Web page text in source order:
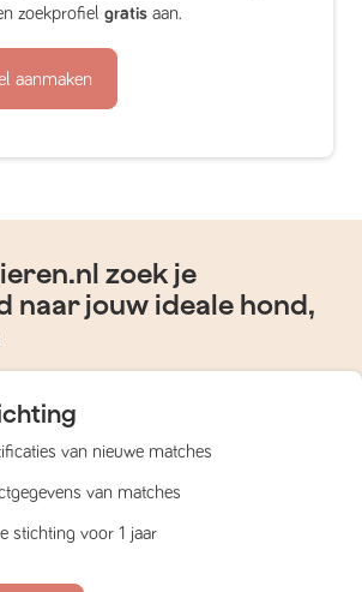
zoekprofiel gratis aan.
aanmaken
zoek je
naar jouw ideale hond,
van nieuwe matches
van matches
stichting voor 1 jaar